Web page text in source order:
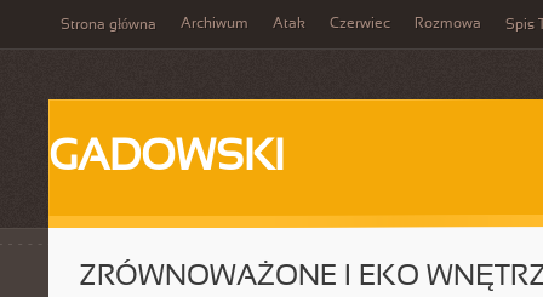
Strona główna Archiwum Atak Czerwiec Rozmowa Spis
GADOWSKI
ZRÓWNOWAŻONE I EKO